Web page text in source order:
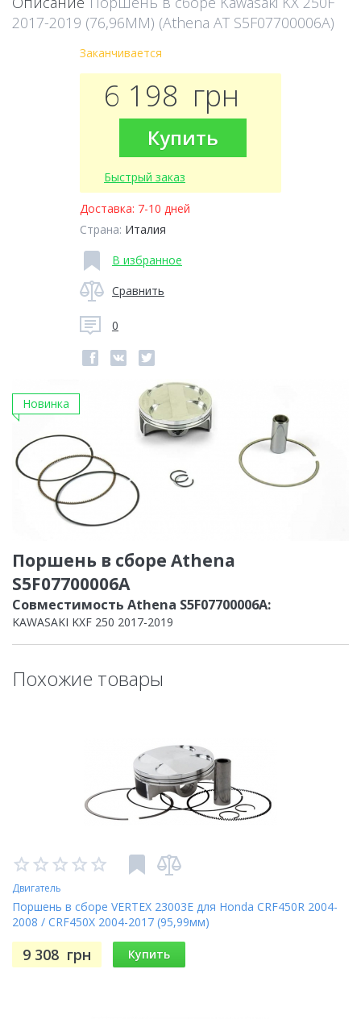
2017-2019 (76,96MM) (Athena AT S5F07700006A)
Заканчивается
6 198 грн
Купить
Быстрый заказ
Доставка: 7-10 дней
Страна: Италия
В избранное
Сравнить
0
Новинка
Поршень в сборе Athena
S5F07700006A
Совместимость Athena S5F07700006A:
KAWASAKI KXF 250 2017-2019
Похожие товары
Двигатель
Поршень в сборе VERTEX 23003E для Honda CRF450R 2004-
2008 / CRF450X 2004-2017 (95,99мм)
9 308 грн Купить